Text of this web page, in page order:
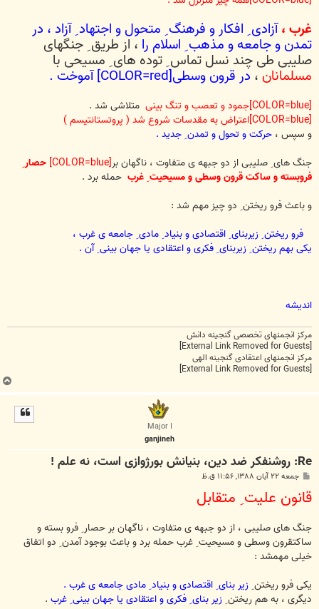
غرب ،آزادی ِ افکار و فرهنگ ِ متحول و اجتهاد ِ آزاد ، در
تمدن و جامعه و مذهب ِ اسلام را ، از طریق ِ جنگهای
صلیبی طی چند نسل تماس ِ توده های ِ مسیحی با
مسلمانان، در قرون وسطی[COLOR=red] آموخت .
متلاشی شد .
و سپس ، حرکت و تحول و تمدن ِ جدید .
جنگ های ِ صلیبی از دو جبهه ی متفاوت ، ناگهان بر[COLOR=blue]
حصار ِ
فروبسته و ساکت قرون وسطی و مسیحیت ِ غربحمله برد .
و باعث فرو ریختن ِ دو چیز مهم شد :
فرو ریختن ِ زیربنای ِ اقتصادی و بنیاد ِ مادی ِ جامعه ی غرب ،
یکی بهم ریختن ِ زیربنای ِ فکری و اعتقادی یا جهان بینی ِ آن .
اندیشه
مرکز انجمنهای تخصصی گنجینه دانش
مرکز انجمنهای اعتقادی گنجینه الهی
ب
ا
Major I
ganjineh
Re: روشنفکر ضد دین، بنیانش بورژوازی است، نه علم !
پ
ت
جمعه ۲۲ آبان ۱۳۸۸, ۱۱:۵۶ ق.ظ
قانون علیت ِ متقابل
جنگ های صلیبی ، از دو جبهه ی متفاوت ، ناگهان بر حصار ِ فرو بسته و
ساکتقرون وسطی و مسیحیت ِ غرب حمله برد و باعث بوجود آمدن ِ دو اتفاق
خیلی مهمشد :
یکی فرو ریختن ِزیر بنای ِ اقتصادی و بنیاد ِ مادی جامعه ی غرب .
دیگری ، به هم ریختن ِزیر بنای ِ فکری و اعتقادی یا جهان بینی ِ غرب